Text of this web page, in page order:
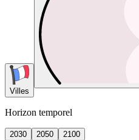
Villes
Horizon temporel
2030 2050
2100